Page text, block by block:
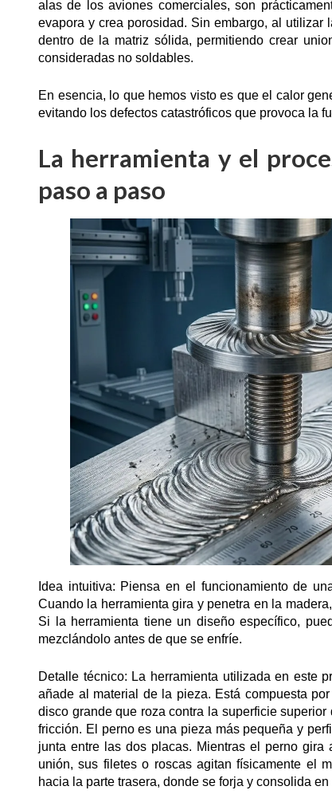
alas de los aviones comerciales, son
evapora y crea porosidad. Sin embargo, al
dentro de la matriz sólida, permitiendo crear
consideradas no soldables.
En esencia, lo que hemos visto es que el calor
evitando los defectos catastróficos que provoca la
La herramienta y el
paso a paso
Idea intuitiva: Piensa en el funcionamiento de
Cuando la herramienta gira y penetra en la
Si la herramienta tiene un diseño específico,
mezclándolo antes de que se enfríe.
Detalle técnico: La herramienta utilizada en este
añade al material de la pieza. Está compuesta
disco grande que roza contra la superficie
fricción. El perno es una pieza más pequeña y
junta entre las dos placas. Mientras el perno
unión, sus filetes o roscas agitan físicamente el
hacia la parte trasera, donde se forja y consolida